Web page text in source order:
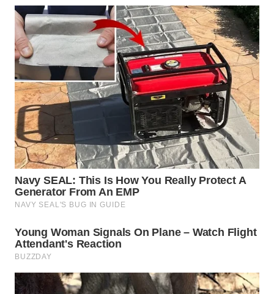
WN
TANJUNG
LESUNG
WN
KARO
WN
SIMALUNGUN
WN
LABUHANBATU
TAPANULI
TENGAH
WN DELI
SERDANG